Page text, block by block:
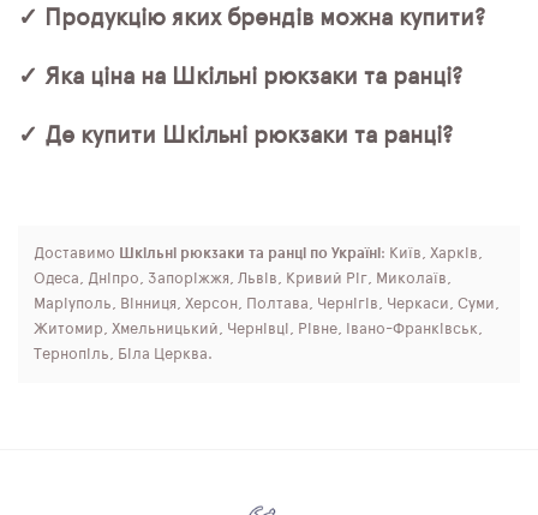
✓ Продукцію яких брендів можна купити?
✓ Яка ціна на Шкільні рюкзаки та ранці?
✓ Де купити Шкільні рюкзаки та ранці?
Доставимо Шкільні рюкзаки та ранці по Україні : Київ, Харків,
Одеса, Дніпро, Запоріжжя, Львів, Кривий Ріг, Миколаїв,
Маріуполь, Вінниця, Херсон, Полтава, Чернігів, Черкаси, Суми,
Житомир, Хмельницький, Чернівці, Рівне, Івано-Франківськ,
Тернопіль, Біла Церква.